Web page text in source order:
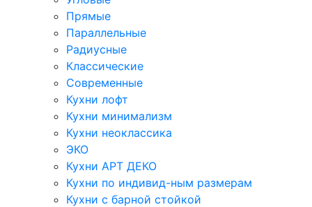
Прямые
Параллельные
Радиусные
Классические
Современные
Кухни лофт
Кухни минимализм
Кухни неоклассика
ЭКО
Кухни АРТ ДЕКО
Кухни по индивид-ным размерам
Кухни с барной стойкой